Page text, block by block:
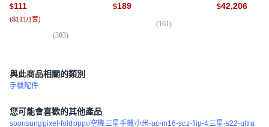
$111
($111/1套)
(303)
$189
(161)
$42,206
與此商品相關的類別
手機配件
您可能會喜歡的其他產品
soonsungpixel-fold oppo空機三星手機小米-ac-m16-scz-flip-4三星-s22-ultra